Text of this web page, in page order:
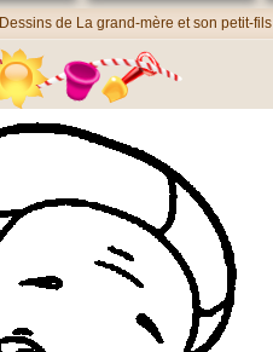
Dessins de La grand-mère et son petit-fils